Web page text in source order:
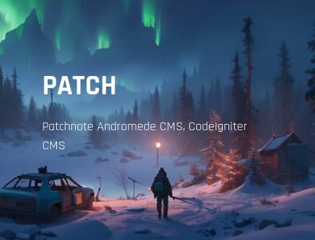
PATCH
Patchnote Andromede CMS, CodeIgniter
CMS